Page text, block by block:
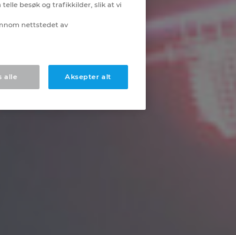
telle besøk og trafikkilder, slik at vi
nettstedet av
alle Aksepter alt